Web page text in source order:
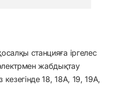
станцияға іргелес
жабдықтау
18, 18А, 19, 19А,